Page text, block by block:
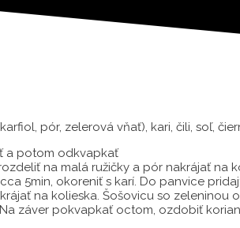
pór, zelerová vňať), kari, čili, soľ,
a potom odkvapkať
na malá ružičky a pór nakrájať
5min, okoreniť s karí. Do panvice
na kolieska. Šošovicu so
záver pokvapkať octom, ozdobiť